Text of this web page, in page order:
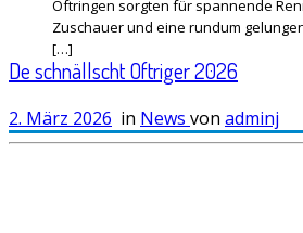
Oftringen sorgten für spannende
Zuschauer und eine rundum
[…]
De schnällscht Oftriger 2026
2. März 2026 in News von adminj